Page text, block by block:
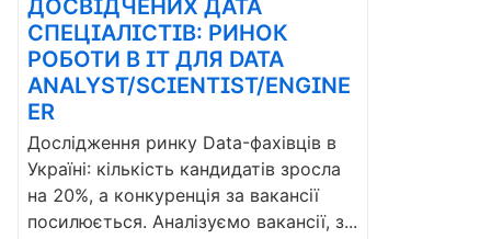
ДОСВІДЧЕНИХ ДАТА
СПЕЦІАЛІСТІВ: РИНОК
РОБОТИ В ІТ ДЛЯ DATA
ANALYST/SCIENTIST/ENGINE
ER
Дослідження ринку Data-фахівців в
Україні: кількість кандидатів зросла
на 20%, а конкуренція за вакансії
посилюється. Аналізуємо вакансії, з...